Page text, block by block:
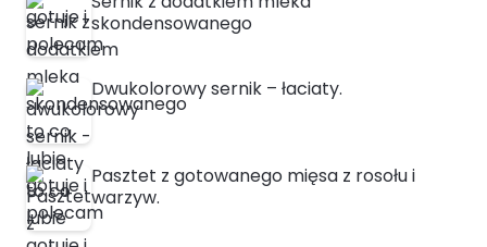
skondensowanego
Dwukolorowy sernik – łaciaty.
Pasztet z gotowanego mięsa z rosołu i
warzyw.